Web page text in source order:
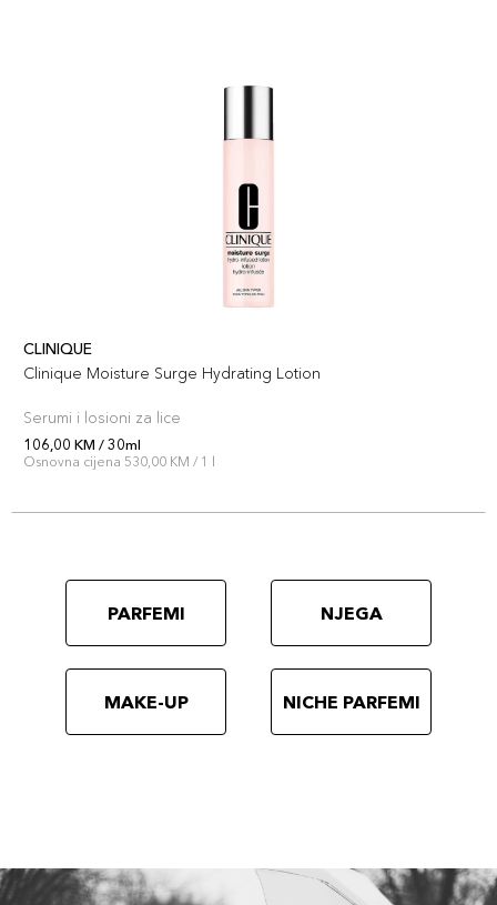
CLINIQUE
Clinique Moisture Surge Hydrating Lotion
Serumi i losioni za lice
106,00 KM / 30ml
Osnovna cijena 530,00 KM / 1 l
PARFEMI NJEGA
MAKE-UP NICHE PARFEMI